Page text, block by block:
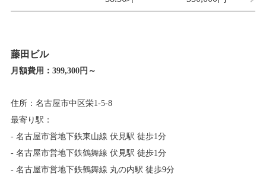
藤田ビル
月額費用： 399,300円～
住所：名古屋市中区栄1-5-8
最寄り駅：
- 名古屋市営地下鉄東山線 伏見駅 徒歩1分
- 名古屋市営地下鉄鶴舞線 伏見駅 徒歩1分
- 名古屋市営地下鉄鶴舞線 丸の内駅 徒歩9分